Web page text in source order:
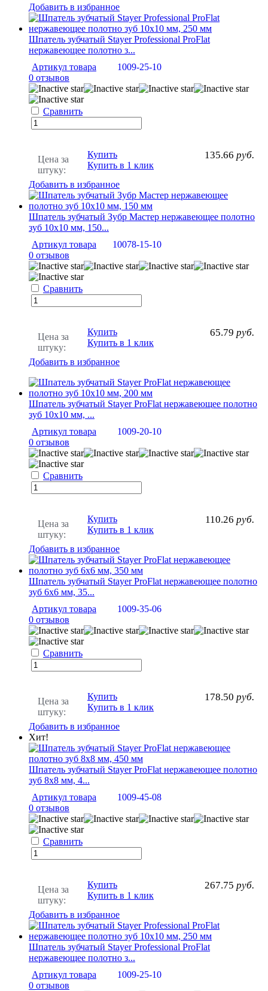
Добавить в избранное
Шпатель зубчатый Stayer Professional ProFlat
нержавеющее полотно з...
Артикул товара
1009-25-10
0 отзывов
Сравнить
Цена за
штуку:
135.66 руб.
Купить
Купить в 1 клик
Добавить в избранное
Шпатель зубчатый Зубр Мастер нержавеющее полотно
зуб 10х10 мм, 150...
Артикул товара
10078-15-10
0 отзывов
Сравнить
Цена за
штуку:
65.79 руб.
Купить
Купить в 1 клик
Добавить в избранное
Шпатель зубчатый Stayer ProFlat нержавеющее полотно
зуб 10х10 мм, ...
Артикул товара
1009-20-10
0 отзывов
Сравнить
Цена за
штуку:
110.26 руб.
Купить
Купить в 1 клик
Добавить в избранное
Шпатель зубчатый Stayer ProFlat нержавеющее полотно
зуб 6х6 мм, 35...
Артикул товара
1009-35-06
0 отзывов
Сравнить
Цена за
штуку:
178.50 руб.
Купить
Купить в 1 клик
Добавить в избранное
Хит!
Шпатель зубчатый Stayer ProFlat нержавеющее полотно
зуб 8х8 мм, 4...
Артикул товара
1009-45-08
0 отзывов
Сравнить
Цена за
штуку:
267.75 руб.
Купить
Купить в 1 клик
Добавить в избранное
Шпатель зубчатый Stayer Professional ProFlat
нержавеющее полотно з...
Артикул товара
1009-25-10
0 отзывов